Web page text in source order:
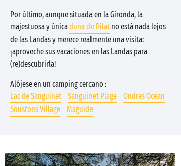
Por último, aunque situada en la Gironda, la
majestuosa y únicaduna de Pilat no está nada lejos
de las Landas y merece realmente una visita:
¡aproveche sus vacaciones en las Landas para
(re)descubrirla!
Alójese en un camping cercano :
Lac de Sanguinet
Sanguinet Plage
Ondres Océan
Soustons Village
Maguide